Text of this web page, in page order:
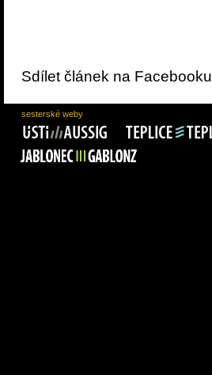
Sdílet článek na Facebooku
sesterské weby